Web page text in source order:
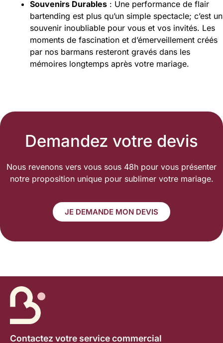
Souvenirs Durables : Une performance de flair
bartending est plus qu’un simple spectacle; c’est un
souvenir inoubliable pour vous et vos invités. Les
moments de fascination et d’émerveillement créés
par nos barmans resteront gravés dans les
mémoires longtemps après votre mariage​.
Demandez votre devis
Nous revenons vers vous sous 48h pour vous présenter
notre proposition unique pour sublimer votre mariage.
JE DEMANDE MON DEVIS
Contactez votre service commercial